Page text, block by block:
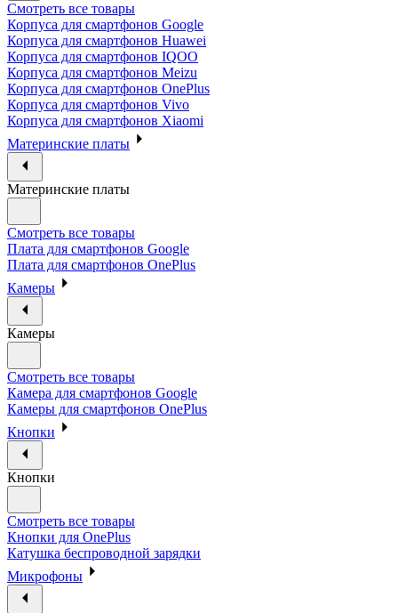
Смотреть все товары
Корпуса для смартфонов Google
Корпуса для смартфонов Huawei
Корпуса для смартфонов IQOO
Корпуса для смартфонов Meizu
Корпуса для смартфонов OnePlus
Корпуса для смартфонов Vivo
Корпуса для смартфонов Xiaomi
Материнские платы
Материнские платы
Смотреть все товары
Плата для смартфонов Google
Плата для смартфонов OnePlus
Камеры
Камеры
Смотреть все товары
Камера для смартфонов Google
Камеры для смартфонов OnePlus
Кнопки
Кнопки
Смотреть все товары
Кнопки для OnePlus
Катушка беспроводной зарядки
Микрофоны